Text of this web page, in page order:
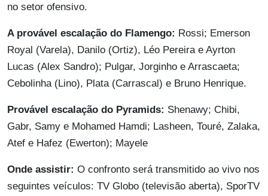
no setor ofensivo.
A provável escalação do Flamengo: Rossi; Emerson
Royal (Varela), Danilo (Ortiz), Léo Pereira e Ayrton
Lucas (Alex Sandro); Pulgar, Jorginho e Arrascaeta;
Cebolinha (Lino), Plata (Carrascal) e Bruno Henrique.
Provável escalação do Pyramids: Shenawy; Chibi,
Gabr, Samy e Mohamed Hamdi; Lasheen, Touré, Zalaka,
Atef e Hafez (Ewerton); Mayele
Onde assistir: O confronto será transmitido ao vivo nos
seguintes veículos: TV Globo (televisão aberta), SporTV